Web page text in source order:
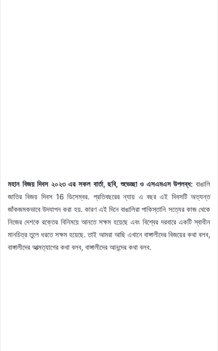
মহান বিজয় দিবস ২০২৩ এর সকল বার্তা, ছবি, শুভেচ্ছা ও এসএমএস উপলব্ধ: বাঙালি
জাতির বিজয় দিবস 16 ডিসেম্বর. প্রতিবছরের ন্যায় এ বছর এই দিবসটি অত্যন্ত
জাঁকজমকভাবে উদযাপন করা হয়. কারণ এই দিনে বাঙালিরা পাকিস্তানি সত্যের কাজ থেকে
নিজের দেশকে রক্তের বিনিময়ে আনতে সক্ষম হয়েছে এবং বিশ্বের দরবারে একটি স্বাধীন
মানচিত্র তুলে ধরতে সক্ষম হয়েছে. তাই আমরা আছি এখানে বাঙ্গালীদের বিজয়ের কথা বলব,
বাঙ্গালীদের আত্মত্যাগের কথা বলব, বাঙ্গালীদের আনন্দের কথা বলব.